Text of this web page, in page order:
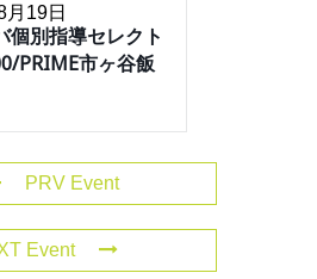
月19日
個別指導セレクト
PRIME市ヶ谷飯
PRV Event
Event